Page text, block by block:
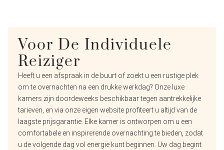
Voor De Individuele
Reiziger
Heeft u een afspraak in de buurt of zoekt u een rustige plek
om te overnachten na een drukke werkdag? Onze luxe
kamers zijn doordeweeks beschikbaar tegen aantrekkelijke
tarieven, en via onze eigen website profiteert u altijd van de
laagste prijsgarantie. Elke kamer is ontworpen om u een
comfortabele en inspirerende overnachting te bieden, zodat
u de volgende dag vol energie kunt beginnen. Uw dag begint